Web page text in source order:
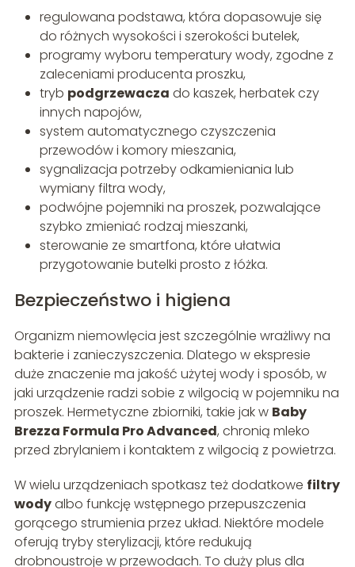
regulowana podstawa, która dopasowuje się
do różnych wysokości i szerokości butelek,
programy wyboru temperatury wody, zgodne z
zaleceniami producenta proszku,
tryb podgrzewacza do kaszek, herbatek czy
innych napojów,
system automatycznego czyszczenia
przewodów i komory mieszania,
sygnalizacja potrzeby odkamieniania lub
wymiany filtra wody,
podwójne pojemniki na proszek, pozwalające
szybko zmieniać rodzaj mieszanki,
sterowanie ze smartfona, które ułatwia
przygotowanie butelki prosto z łóżka.
Bezpieczeństwo i higiena
Organizm niemowlęcia jest szczególnie wrażliwy na
bakterie i zanieczyszczenia. Dlatego w ekspresie
duże znaczenie ma jakość użytej wody i sposób, w
jaki urządzenie radzi sobie z wilgocią w pojemniku na
proszek. Hermetyczne zbiorniki, takie jak w Baby
Brezza Formula Pro Advanced, chronią mleko
przed zbrylaniem i kontaktem z wilgocią z powietrza.
W wielu urządzeniach spotkasz też dodatkowe filtry
wodyalbo funkcję wstępnego przepuszczenia
gorącego strumienia przez układ. Niektóre modele
oferują tryby sterylizacji, które redukują
drobnoustroje w przewodach. To duży plus dla